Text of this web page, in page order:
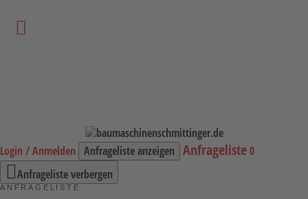
Login / Anmelden Anfrageliste anzeigen Anfrageliste0
Anfrageliste verbergen
ANFRAGELISTE
Bagger
Lader / Planiermaschinen
Lasergesteuerte Maschinen